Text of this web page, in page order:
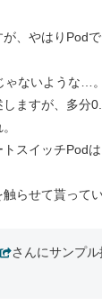
、やはりPod
ないような…。
ますが、多分
スイッチPod
らせて貰って
さんにサンプル